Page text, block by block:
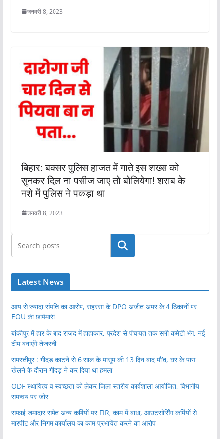
जनवरी 8, 2023
बिहार: बक्सर पुलिस हाजत में गाते इस शख्स को
सुनकर दिल ना पसीज जाए तो बोलियेगा! शराब के
नशे में पुलिस ने पकड़ा था
जनवरी 8, 2023
खोजें
Latest News
आय से ज्यादा संपत्ति का आरोप, सहरसा के DPO अजीत अमर के 4 ठिकानों पर
EOU की छापेमारी
बांकीपुर में हार के बाद राजद में हाहाकार, प्रदेश से पंचायत तक सभी कमेटी भंग, नई
टीम बनाएंगे तेजस्वी
समस्तीपुर : गीदड़ काटने से 6 साल के मासूम की 13 दिन बाद मौ’त, घर के पास
खेलने के दौरान गीदड़ ने कर दिया था हमला
ODF स्थायित्व व स्वच्छता को लेकर जिला स्तरीय कार्यशाला आयोजित, विभागीय
समन्वय पर जोर
सफाई जमादार समेत अन्य कर्मियों पर FIR; काम में बाधा, आउटसोर्सिंग कर्मियों से
मारपीट और निगम कार्यालय का काम प्रभावित करने का आरोप